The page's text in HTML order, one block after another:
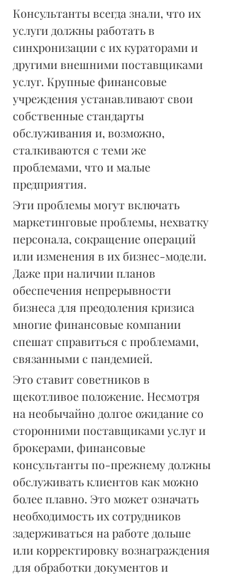
Консультанты всегда знали, что их
услуги должны работать в
синхронизации с их кураторами и
другими внешними поставщиками
услуг. Крупные финансовые
учреждения устанавливают свои
собственные стандарты
обслуживания и, возможно,
сталкиваются с теми же
проблемами, что и малые
предприятия.
Эти проблемы могут включать
маркетинговые проблемы, нехватку
персонала, сокращение операций
или изменения в их бизнес-модели.
Даже при наличии планов
обеспечения непрерывности
бизнеса для преодоления кризиса
многие финансовые компании
спешат справиться с проблемами,
связанными с пандемией.
Это ставит советников в
щекотливое положение. Несмотря
на необычайно долгое ожидание со
сторонними поставщиками услуг и
брокерами, финансовые
консультанты по-прежнему должны
обслуживать клиентов как можно
более плавно. Это может означать
необходимость их сотрудников
задерживаться на работе дольше
или корректировку вознаграждения
для обработки документов и